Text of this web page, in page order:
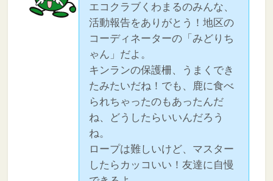
エコクラブくわまるのみんな、
活動報告をありがとう！地区の
コーディネーターの「みどりち
ゃん」だよ。
キンランの保護柵、うまくでき
たみたいだね！でも、鹿に食べ
られちゃったのもあったんだ
ね、どうしたらいいんだろう
ね。
ロープは難しいけど、マスター
したらカッコいい！友達に自慢